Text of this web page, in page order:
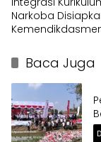
Narkoba
Baca Juga